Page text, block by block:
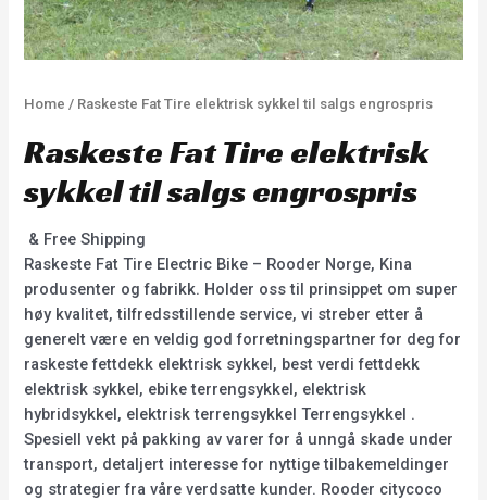
Home / Raskeste Fat Tire elektrisk sykkel til salgs engrospris
Raskeste Fat Tire elektrisk
sykkel til salgs engrospris
& Free Shipping
Raskeste Fat Tire Electric Bike – Rooder Norge, Kina
produsenter og fabrikk. Holder oss til prinsippet om super
høy kvalitet, tilfredsstillende service, vi streber etter å
generelt være en veldig god forretningspartner for deg for
raskeste fettdekk elektrisk sykkel, best verdi fettdekk
elektrisk sykkel, ebike terrengsykkel, elektrisk
hybridsykkel, elektrisk terrengsykkel Terrengsykkel .
Spesiell vekt på pakking av varer for å unngå skade under
transport, detaljert interesse for nyttige tilbakemeldinger
og strategier fra våre verdsatte kunder. Rooder citycoco